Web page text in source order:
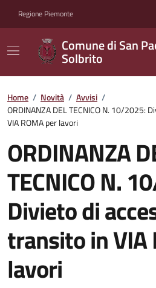
Regione Piemonte
Comune di San
Solbrito
Home / Novità / Avvisi /
ORDINANZA DEL TECNICO N. 10/2025:
VIA ROMA per lavori
ORDINANZA
TECNICO N.
Divieto di
transito in VIA
lavori